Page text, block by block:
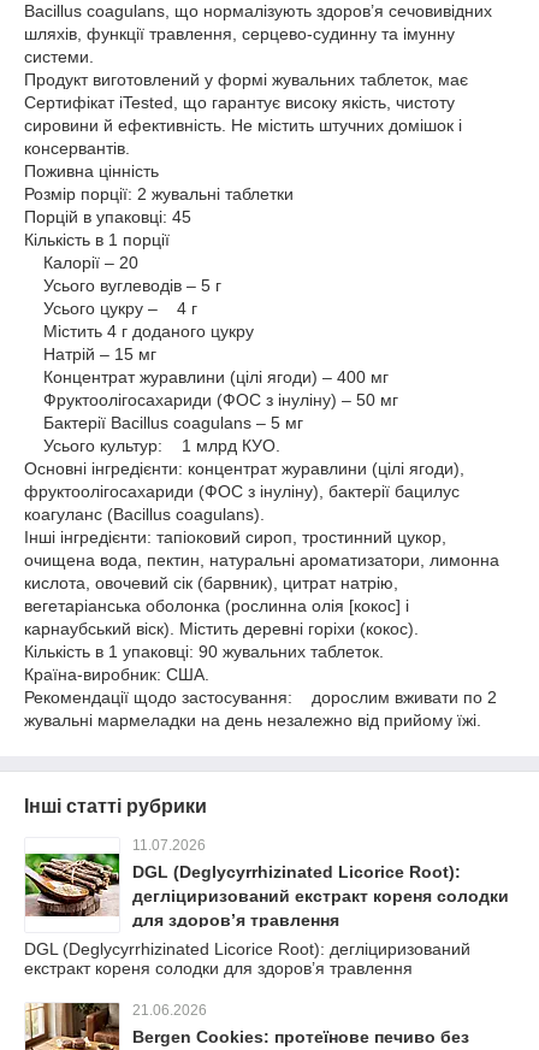
Bacillus coagulans, що нормалізують здоров’я сечовивідних
шляхів, функції травлення, серцево-судинну та імунну
системи.
Продукт виготовлений у формі жувальних таблеток, має
Сертифікат iTested, що гарантує високу якість, чистоту
сировини й ефективність. Не містить штучних домішок і
консервантів.
Поживна цінність
Розмір порції: 2 жувальні таблетки
Порцій в упаковці: 45
Кількість в 1 порції
Калорії – 20
Усього вуглеводів – 5 г
Усього цукру – 4 г
Містить 4 г доданого цукру
Натрій – 15 мг
Концентрат журавлини (цілі ягоди) – 400 мг
Фруктоолігосахариди (ФОС з інуліну) – 50 мг
Бактерії Bacillus coagulans – 5 мг
Усього культур: 1 млрд КУО.
Основні інгредієнти: концентрат журавлини (цілі ягоди),
фруктоолігосахариди (ФОС з інуліну), бактерії бацилус
коагуланс (Bacillus coagulans).
Інші інгредієнти: тапіоковий сироп, тростинний цукор,
очищена вода, пектин, натуральні ароматизатори, лимонна
кислота, овочевий сік (барвник), цитрат натрію,
вегетаріанська оболонка (рослинна олія [кокос] і
карнаубський віск). Містить деревні горіхи (кокос).
Кількість в 1 упаковці: 90 жувальних таблеток.
Країна-виробник: США.
Рекомендації щодо застосування: дорослим вживати по 2
жувальні мармеладки на день незалежно від прийому їжі.
Інші статті рубрики
11.07.2026
DGL (Deglycyrrhizinated Licorice Root):
дегліциризований екстракт кореня солодки
для здоров’я травлення
DGL (Deglycyrrhizinated Licorice Root): дегліциризований
екстракт кореня солодки для здоров’я травлення
21.06.2026
Bergen Cookies: протеїнове печиво без